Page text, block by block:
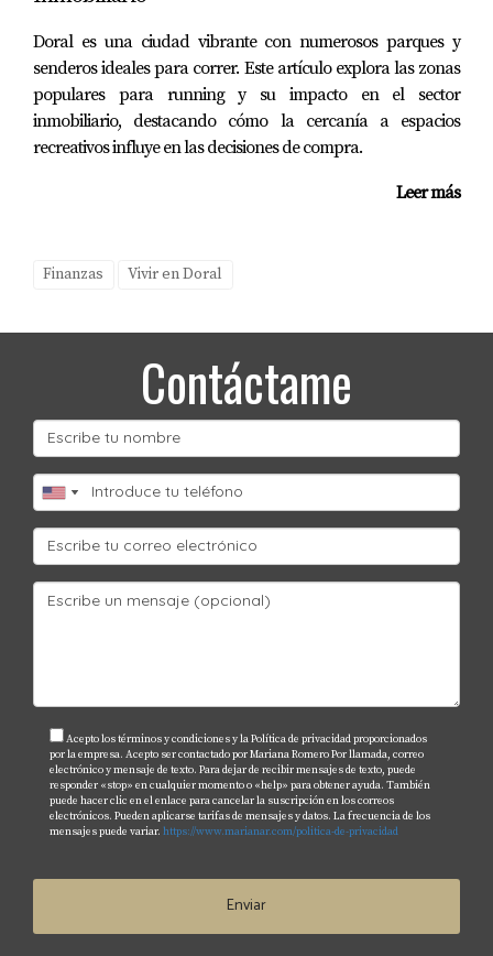
navegar este emocionante mundo con confianza.
Preguntas Frecuentes
¿Qué es el retorno de inversión (ROI)?
El retorno de inversión (ROI) es una medida financiera
¿Cuáles son los gastos operativos comunes al
regular, impuestos sobre la propiedad, seguros y costos
¿Es mejor invertir en propiedades
residenciales o comerciales?
La decisión depende del perfil del inversor y sus
objetivos financieros; ambas opciones tienen sus ventajas
y desventajas.
del mercado inmobiliario y las tasas de ocupación; áreas
con crecimiento demográfico suelen ofrecer mejores
retornos.
¿Qué estrategias puedo usar para mejorar mi
ROI?
Algunas estrategias incluyen mantener la propiedad
adecuadamente para evitar costos inesperados y ajustar
los precios del alquiler según las tendencias del
Doral es una ciudad vibrante con numerosos parques y
senderos ideales para correr. Este artículo explora las zonas
populares para running y su impacto en el sector
inmobiliario, destacando cómo la cercanía a espacios
recreativos influye en las decisiones de compra.
Leer más
Finanzas Vivir en Doral
Contáctame
Acepto los términos y condiciones y la Política de privacidad proporcionados
por la empresa. Acepto ser contactado por Mariana Romero Por llamada, correo
electrónico y mensaje de texto. Para dejar de recibir mensajes de texto, puede
responder «stop» en cualquier momento o «help» para obtener ayuda. También
puede hacer clic en el enlace para cancelar la suscripción en los correos
electrónicos. Pueden aplicarse tarifas de mensajes y datos. La frecuencia de los
mensajes puede variar. https://www.marianar.com/politica-de-privacidad
Enviar